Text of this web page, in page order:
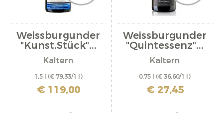
Weissburgunder
"Kunst.Stück"...
Kaltern
1,5 l (€ 79,33/1 l)
inkl. MwSt. zzgl. Versandkosten
€ 119,00
Weissburgunder
"Quintessenz"...
Kaltern
0,75 l (€ 36,60/1 l)
inkl. MwSt. zzgl. Versandkosten
€ 27,45